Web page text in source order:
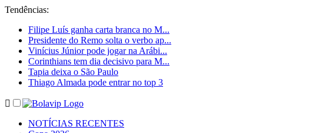
Tendências:
Filipe Luís ganha carta branca no M...
Presidente do Remo solta o verbo ap...
Vinícius Júnior pode jogar na Arábi...
Corinthians tem dia decisivo para M...
Tapia deixa o São Paulo
Thiago Almada pode entrar no top 3
NOTÍCIAS RECENTES